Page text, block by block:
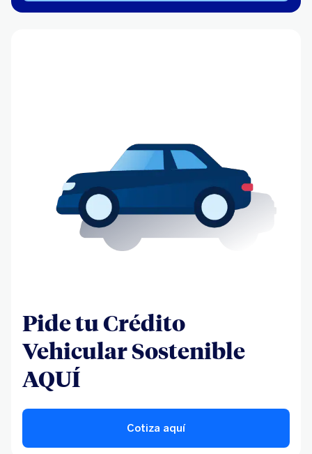
Pide tu Crédito
Vehicular Sostenible
AQUÍ
Cotiza aquí